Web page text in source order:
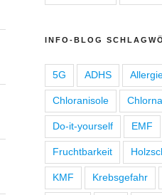
INFO-BLOG
5G ADHS
Chloranisole
Do-it-yourself EMF
Fruchtbarkeit
KMF Krebsgefahr